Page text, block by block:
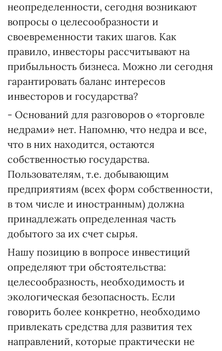
неопределенности, сегодня возникают
вопросы о целесообразности и
своевременности таких шагов. Как
правило, инвесторы рассчитывают на
прибыльность бизнеса. Можно ли сегодня
гарантировать баланс интересов
инвесторов и государства?
- Оснований для разговоров о «торговле
недрами» нет. Напомню, что недра и все,
что в них находится, остаются
собственностью государства.
Пользователям, т.е. добывающим
предприятиям (всех форм собственности,
в том числе и иностранным) должна
принадлежать определенная часть
добытого за их счет сырья.
Нашу позицию в вопросе инвестиций
определяют три обстоятельства:
целесообразность, необходимость и
экологическая безопасность. Если
говорить более конкретно, необходимо
привлекать средства для развития тех
направлений, которые практически не